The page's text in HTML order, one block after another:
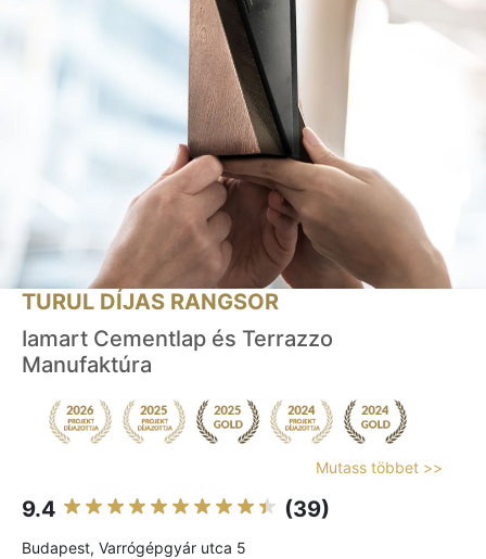
TURUL DÍJAS RANGSOR
Iamart Cementlap és Terrazzo
Manufaktúra
Mutass többet >>
9.4 (39)
Budapest, Varrógépgyár utca 5